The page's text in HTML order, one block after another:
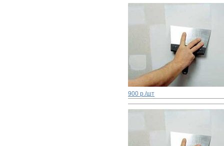
900 р./шт